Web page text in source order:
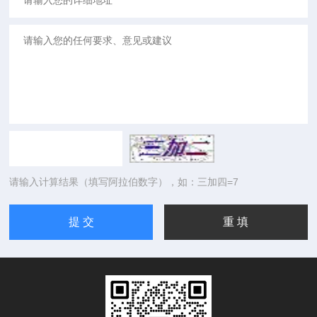
请输入计算结果（填写阿拉伯数字），如：三加四=7